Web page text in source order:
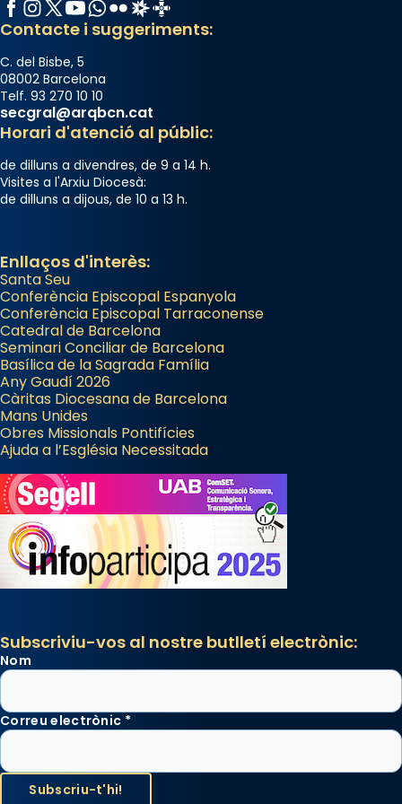
Contacte i suggeriments:
C. del Bisbe, 5
08002 Barcelona
Telf. 93 270 10 10
secgral@arqbcn.cat
Horari d'atenció al públic:
de dilluns a divendres, de 9 a 14 h.
Visites a l'Arxiu Diocesà:
de dilluns a dijous, de 10 a 13 h.
Enllaços d'interès:
Santa Seu
Conferència Episcopal Espanyola
Conferència Episcopal Tarraconense
Catedral de Barcelona
Seminari Conciliar de Barcelona
Basílica de la Sagrada Família
Any Gaudí 2026
Càritas Diocesana de Barcelona
Mans Unides
Obres Missionals Pontifícies
Ajuda a l’Església Necessitada
Subscriviu-vos al nostre butlletí electrònic:
Nom
Correu electrònic *